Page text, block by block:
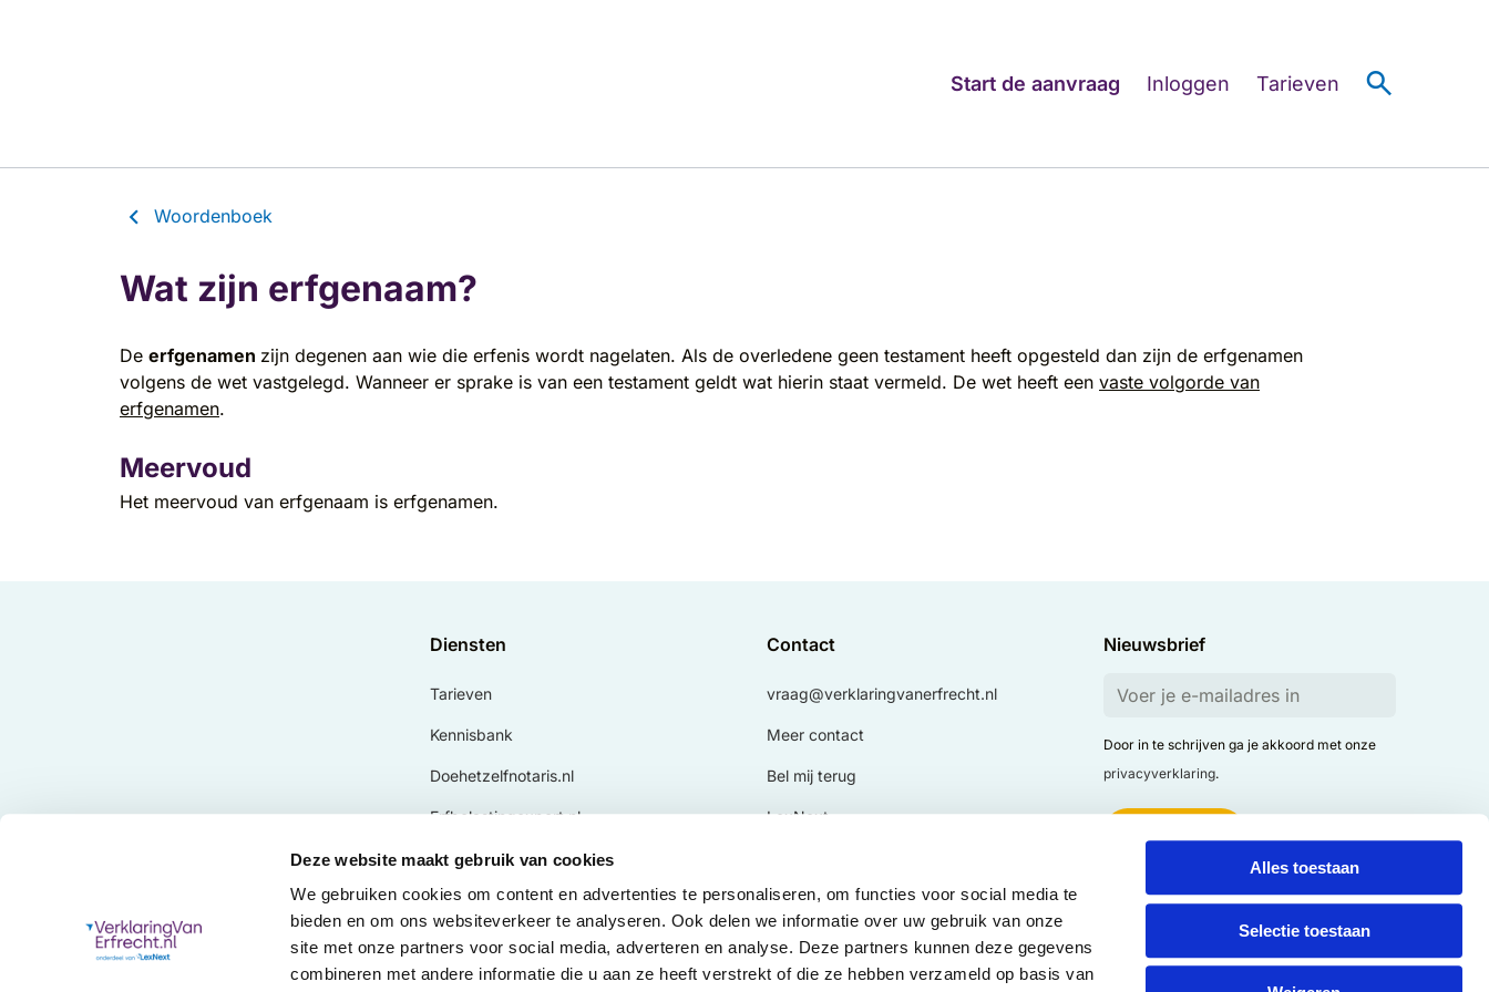
Deze website maakt gebruik van cookies
We gebruiken cookies om content en advertenties te personaliseren, om functies voor social media te
bieden en om ons websiteverkeer te analyseren. Ook delen we informatie over uw gebruik van onze
site met onze partners voor social media, adverteren en analyse. Deze partners kunnen deze gegevens
combineren met andere informatie die u aan ze heeft verstrekt of die ze hebben verzameld op basis van
Alles toestaan
Selectie toestaan
Start de aanvraag Inloggen Tarieven search
Woordenboek
Wat zijn erfgenaam?
De erfgenamen zijn degenen aan wie die erfenis wordt nagelaten. Als de overledene geen testament heeft opgesteld dan zijn de erfgenamen
volgens de wet vastgelegd. Wanneer er sprake is van een testament geldt wat hierin staat vermeld. De wet heeft een vaste volgorde van
erfgenamen.
Meervoud
Het meervoud van erfgenaam is erfgenamen.
Diensten
Tarieven
Kennisbank
Doehetzelfnotaris.nl
Erfbelastingexpert.nl
Royement.nl
Vaarwel.nl
Verklaringvanexecutele.nl
Contact
vraag@verklaringvanerfrecht.nl
Meer contact
Bel mij terug
LexNext
Nieuwsbrief
Door in te schrijven ga je akkoord met onze
privacyverklaring.